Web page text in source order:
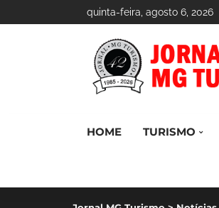
quinta-feira, agosto 6, 2026
HOME TURISMO